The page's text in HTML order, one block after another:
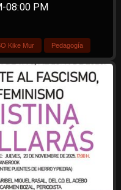
08:00 PM
Kike Mur Pedagogía